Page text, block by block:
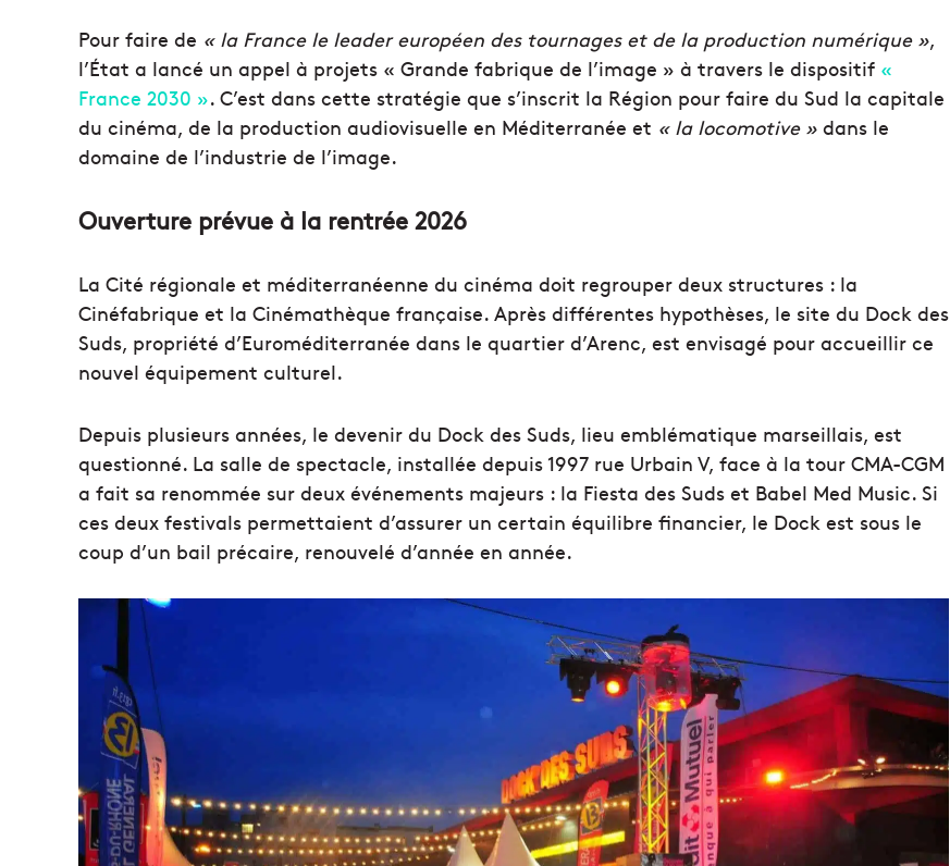
Pour faire de « la France le leader européen des tournages et de la production numérique »,
l’État a lancé un appel à projets « Grande fabrique de l’image » à travers le dispositif «
France 2030 ». C’est dans cette stratégie que s’inscrit la Région pour faire du Sud la capitale
du cinéma, de la production audiovisuelle en Méditerranée et « la locomotive» dans le
domaine de l’industrie de l’image.
Ouverture prévue à la rentrée 2026
La Cité régionale et méditerranéenne du cinéma doit regrouper deux structures : la
Cinéfabrique et la Cinémathèque française. Après différentes hypothèses, le site du Dock des
Suds, propriété d’Euroméditerranée dans le quartier d’Arenc, est envisagé pour accueillir ce
nouvel équipement culturel.
Depuis plusieurs années, le devenir du Dock des Suds, lieu emblématique marseillais, est
questionné. La salle de spectacle, installée depuis 1997 rue Urbain V, face à la tour CMA-CGM
a fait sa renommée sur deux événements majeurs : la Fiesta des Suds et Babel Med Music. Si
ces deux festivals permettaient d’assurer un certain équilibre financier, le Dock est sous le
coup d’un bail précaire, renouvelé d’année en année.